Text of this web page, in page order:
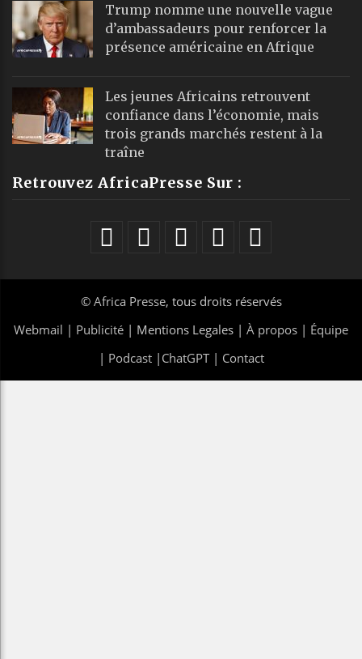
Trump nomme une nouvelle vague
d’ambassadeurs pour renforcer la
présence américaine en Afrique
Les jeunes Africains retrouvent
confiance dans l’économie, mais
trois grands marchés restent à la
traîne
Retrouvez AfricaPresse Sur :
© Africa Presse, tous droits réservés
Webmail | Publicité | Mentions Legales | À propos | Équipe
| Podcast| ChatGPT| Contact